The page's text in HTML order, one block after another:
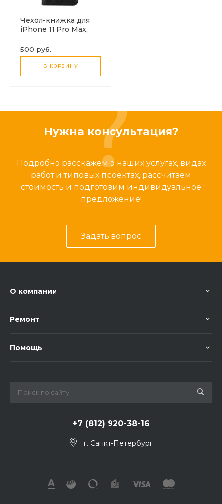
Чехол-книжка для
iPhone 11 Pro Max,
500 руб.
В КОРЗИНУ
Нужна консультация?
Подробно расскажем о наших услугах, видах
работ и типовых проектах, рассчитаем
стоимость и подготовим индивидуальное
предложение!
Задать вопрос
О компании
Ремонт
Помощь
+7 (812) 920-38-16
г. Санкт-Петербург